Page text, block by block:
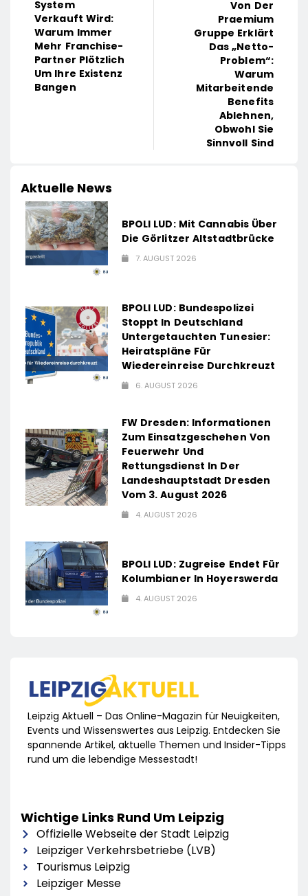
System
Verkauft Wird:
Warum Immer
Mehr Franchise-
Partner Plötzlich
Um Ihre Existenz
Bangen
Von Der
Praemium
Gruppe Erklärt
Das „Netto-
Problem“:
Warum
Mitarbeitende
Benefits
Ablehnen,
Obwohl Sie
Sinnvoll Sind
Aktuelle News
BPOLI LUD: Mit Cannabis Über
Die Görlitzer Altstadtbrücke
7. AUGUST 2026
BPOLI LUD: Bundespolizei
Stoppt In Deutschland
Untergetauchten Tunesier:
Heiratspläne Für
Wiedereinreise Durchkreuzt
6. AUGUST 2026
FW Dresden: Informationen
Zum Einsatzgeschehen Von
Feuerwehr Und
Rettungsdienst In Der
Landeshauptstadt Dresden
Vom 3. August 2026
4. AUGUST 2026
BPOLI LUD: Zugreise Endet Für
Kolumbianer In Hoyerswerda
4. AUGUST 2026
Leipzig Aktuell – Das Online-Magazin für Neuigkeiten,
Events und Wissenswertes aus Leipzig. Entdecken Sie
spannende Artikel, aktuelle Themen und Insider-Tipps
rund um die lebendige Messestadt!
Wichtige Links Rund Um Leipzig
Offizielle Webseite der Stadt Leipzig
Leipziger Verkehrsbetriebe (LVB)
Tourismus Leipzig
Leipziger Messe